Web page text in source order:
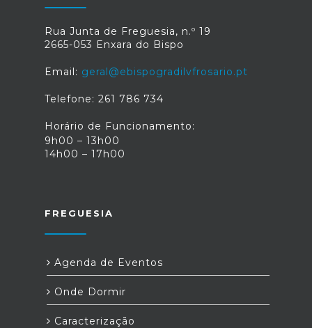
Rua Junta de Freguesia, n.º 19
2665-053 Enxara do Bispo
Email: geral@ebispogradilvfrosario.pt
Telefone: 261 786 734
Horário de Funcionamento:
9h00 – 13h00
14h00 – 17h00
FREGUESIA
Agenda de Eventos
Onde Dormir
Caracterização